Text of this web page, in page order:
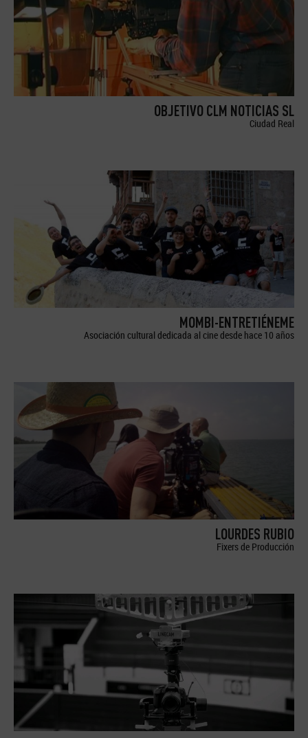
OBJETIVO CLM NOTICIAS SL
Ciudad Real
MOMBI-ENTRETIÉNEME
Asociación cultural dedicada al cine desde hace 10 años
LOURDES RUBIO
Fixers de Producción